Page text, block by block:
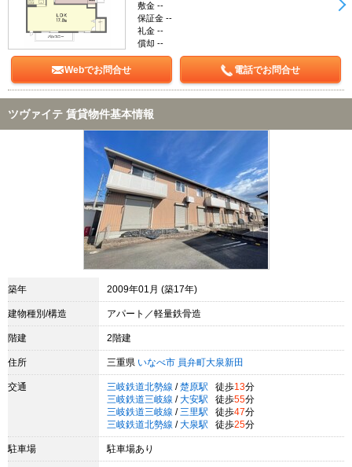
敷金 --
保証金 --
礼金 --
償却 --
Webでお問合せ 電話でお問合せ
ツヴァイテ 賃貸物件基本情報
築年 2009年01月 (築17年)
建物種別/構造 アパート／軽量鉄骨造
階建 2階建
住所 三重県 いなべ市 員弁町大泉新田
交通 三岐鉄道北勢線 / 楚原駅 徒歩13分
三岐鉄道三岐線 / 大安駅 徒歩55分
三岐鉄道三岐線 / 三里駅 徒歩47分
三岐鉄道北勢線 / 大泉駅 徒歩25分
駐車場 駐車場あり